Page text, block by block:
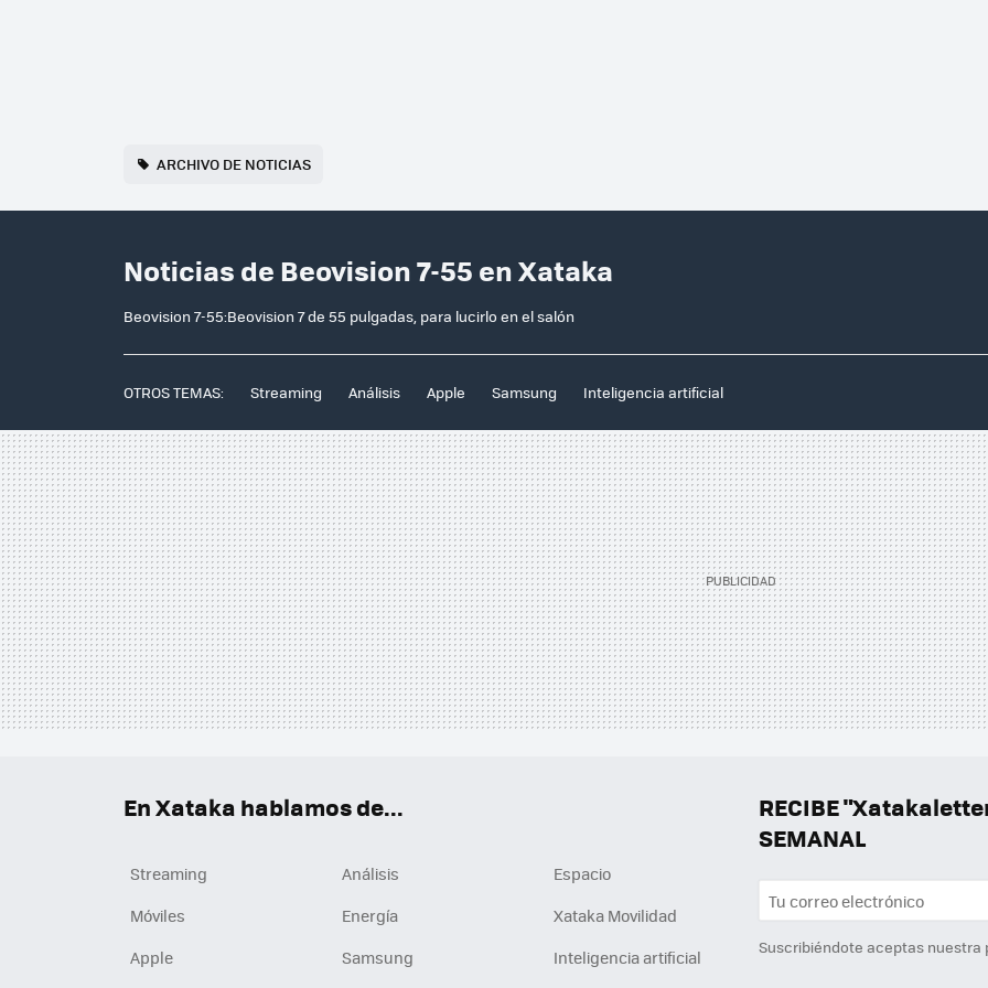
ARCHIVO DE NOTICIAS
Noticias de Beovision 7-55 en Xataka
Beovision 7-55:Beovision 7 de 55 pulgadas, para lucirlo en el salón
OTROS TEMAS: Streaming Análisis Apple Samsung Inteligencia artificial
RECIBE
SEMANAL
Suscribiéndote aceptas nuestra
En Xataka hablamos de...
Streaming Análisis
Espacio
Móviles
Energía
Xataka Movilidad
Apple
Samsung Inteligencia artificial